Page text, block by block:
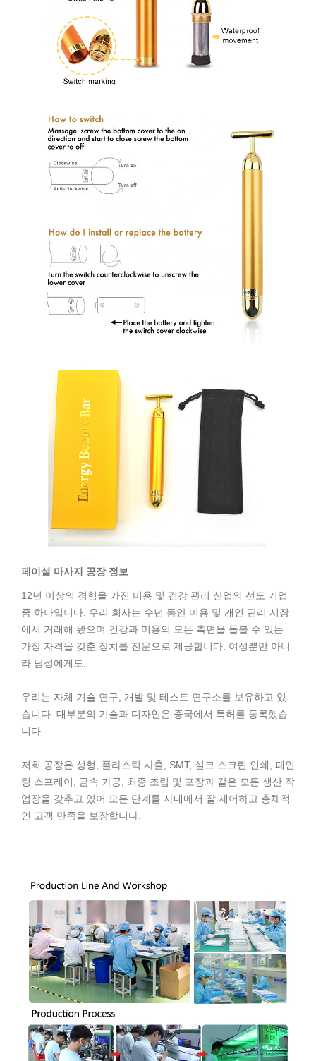
페이셜 마사지 공장 정보
12년 이상의 경험을 가진 미용 및 건강 관리 산업의 선도 기업
중 하나입니다. 우리 회사는 수년 동안 미용 및 개인 관리 시장
에서 거래해 왔으며 건강과 미용의 모든 측면을 돌볼 수 있는
가장 자격을 갖춘 장치를 전문으로 제공합니다. 여성뿐만 아니
라 남성에게도.
우리는 자체 기술 연구, 개발 및 테스트 연구소를 보유하고 있
습니다. 대부분의 기술과 디자인은 중국에서 특허를 등록했습
니다.
저희 공장은 성형, 플라스틱 사출, SMT, 실크 스크린 인쇄, 페인
팅 스프레이, 금속 가공, 최종 조립 및 포장과 같은 모든 생산 작
업장을 갖추고 있어 모든 단계를 사내에서 잘 제어하고 총체적
인 고객 만족을 보장합니다.